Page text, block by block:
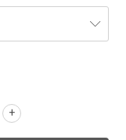
+